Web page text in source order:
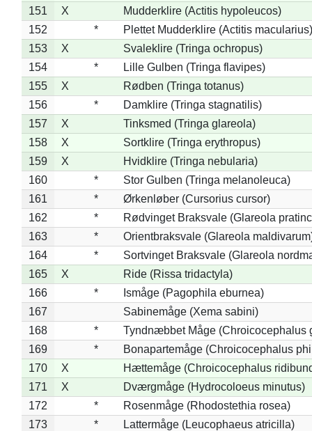
151
X
Mudderklire (Actitis hypoleucos)
152
*
Plettet Mudderklire (Actitis macularius)
153
X
Svaleklire (Tringa ochropus)
154
*
Lille Gulben (Tringa flavipes)
155
X
Rødben (Tringa totanus)
156
*
Damklire (Tringa stagnatilis)
157
X
Tinksmed (Tringa glareola)
158
X
Sortklire (Tringa erythropus)
159
X
Hvidklire (Tringa nebularia)
160
*
Stor Gulben (Tringa melanoleuca)
161
*
Ørkenløber (Cursorius cursor)
162
*
Rødvinget Braksvale (Glareola
163
*
Orientbraksvale (Glareola
164
*
Sortvinget Braksvale (Glareola
165
X
Ride (Rissa tridactyla)
166
*
Ismåge (Pagophila eburnea)
167
Sabinemåge (Xema sabini)
168
*
Tyndnæbbet Måge (Chroicocephalus
169
*
Bonapartemåge (Chroicocephalus
170
X
Hættemåge (Chroicocephalus
171
X
Dværgmåge (Hydrocoloeus minutus)
172
*
Rosenmåge (Rhodostethia rosea)
173
*
Lattermåge (Leucophaeus atricilla)